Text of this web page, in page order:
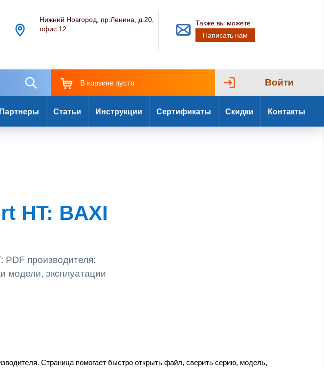
Нижний Новгород, пр.Ленина, д.20,
офис 12
Также вы можете
Написать нам
В корзине пусто Войти
Партнеры Статьи Инструкции Сертификаты Скидки Контакты
HT: BAXI
PDF производителя:
модели, эксплуатации
Страница помогает быстро открыть файл, сверить серию, модель,